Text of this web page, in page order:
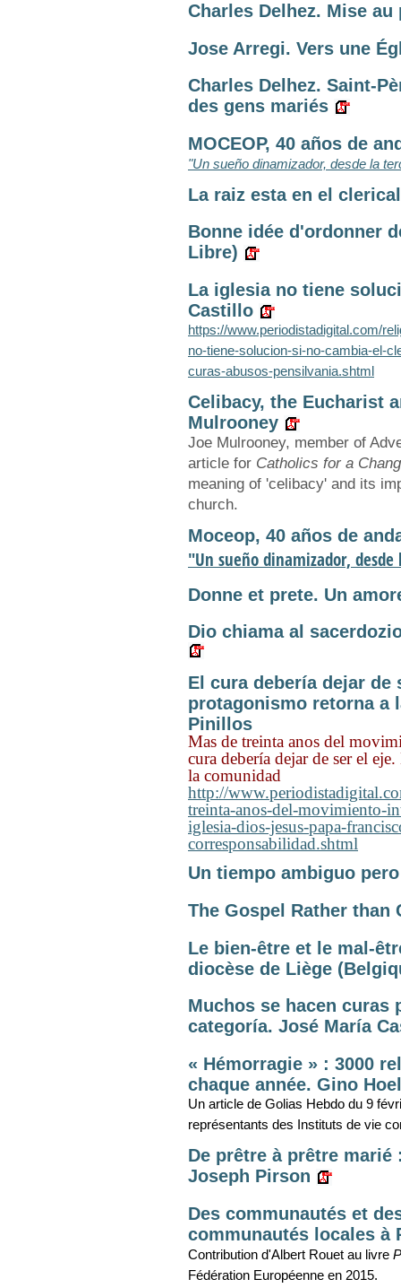
Charles Delhez. Mise
Jose Arregi. Vers une
Charles Delhez. Saint-
des gens mariés
MOCEOP, 40 años de
"Un sueño dinamizador, desde la
La raiz esta en el
Bonne idée d'ordonner
Libre)
La iglesia no tiene
Castillo
https://www.periodistadigital.com/
no-tiene-solucion-si-no-cambia-el-
curas-abusos-pensilvania.shtml
Celibacy, the Eucharist
Mulrooney
Joe Mulrooney, member of
article for Catholics for a
meaning of 'celibacy' and its
church.
Moceop, 40 años de
"Un sueño dinamizador,
Donne et prete. Un
Dio chiama al
El cura debería dejar
protagonismo retorna a
Pinillos
Mas de treinta anos del
cura debería dejar de ser el
la comunidad
http://
treinta-anos-del-movimiento-
iglesia-dios-jesus-papa-
corresponsabilidad.shtml
Un tiempo ambiguo
The Gospel Rather than
Le bien-être et le mal-
diocèse de Liège
Muchos se hacen curas
categoría. José María
« Hémorragie » : 3000
chaque année. Gino Hoel
Un article de Golias Hebdo du 9
représentants des Instituts de vie
De prêtre à prêtre
Joseph Pirson
Des communautés et
communautés locales à
Contribution d'Albert Rouet au livre
Fédération Européenne en 2015.